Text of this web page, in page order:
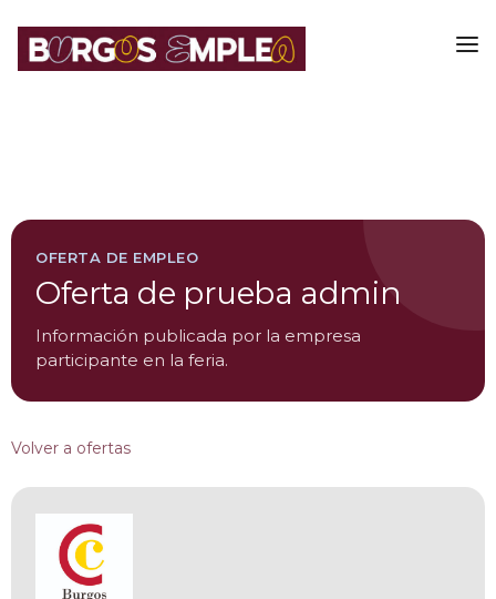
OFERTA DE EMPLEO
Oferta de prueba admin
Información publicada por la empresa
participante en la feria.
Volver a ofertas